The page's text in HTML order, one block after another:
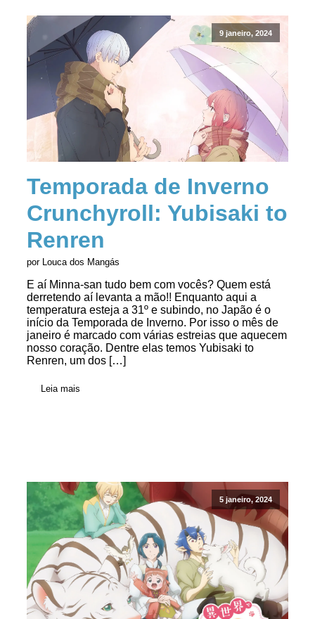
9 janeiro, 2024
Temporada de Inverno
Crunchyroll: Yubisaki to
Renren
por Louca dos Mangás
E aí Minna-san tudo bem com vocês? Quem está
derretendo aí levanta a mão!! Enquanto aqui a
temperatura esteja a 31º e subindo, no Japão é o
início da Temporada de Inverno. Por isso o mês de
janeiro é marcado com várias estreias que aquecem
nosso coração. Dentre elas temos Yubisaki to
Renren, um dos […]
Leia mais
5 janeiro, 2024